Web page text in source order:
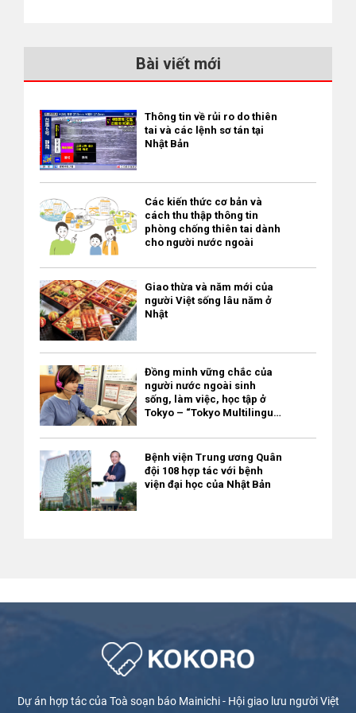
12 Mizukidori, Hyogo-ku, Kobe-shi, Hyogo-ken 652-0802
【Điện thoại】078-578-0321 【Chuyên khoa】Nội khoa, Ngoại
đến thứ 6, từ 9:00 đến 12:00 và từ 17:00 đến 19:00. Thứ 7, từ
9:00 đến 12:00 ◇ Ở Kyoto 1Kyoto Miniren Central Hospital京都
民医連中央病院 【Địa chỉ】Uzumasa Motomachi, Ukyou-ku,
Kyoto-shi, 616-8147 【Điện thoại】075-861-2220 【Chuyên
thứ 6, từ 8:30 đến 11:30 (Một số khoa còn mở từ 16:30 đến
19:00) 2Kyoto University Hospital京都大学附属病院 【Địa
chỉ】54 Kawaharacho, Shogoin, Sakyo-ku Kyoto-shi, 606-8507
【Điện thoại】075-751-3111 【Chuyên khoa】Tất cả các
chuyên khoa 【Ngày làm việc】Thứ 2 đến thứ 6, từ 8:15 đến
11:00 3Kyoto City Hospital京都市立病院 【Địa chỉ】1-2
Mibuhigashitakadacho, Nakagyo-ku, Kyoto-shi, 604-8845
chuyên khoa 【Ngày làm việc】Thứ 2 đến thứ 6, từ 8:30 đến
Bài viết mới
Thông tin về rủi ro do thiên
tai và các lệnh sơ tán tại
Nhật Bản
Các kiến thức cơ bản và
cách thu thập thông tin
phòng chống thiên tai dành
cho người nước ngoài
Giao thừa và năm mới của
người Việt sống lâu năm ở
Nhật
Đồng minh vững chắc của
người nước ngoài sinh
sống, làm việc, học tập ở
Tokyo – “Tokyo Multilingual
phí
Bệnh viện Trung ương Quân
đội 108 hợp tác với bệnh
viện đại học của Nhật Bản
Dự án hợp tác của Toà soạn báo Mainichi - Hội giao lưu người Việt